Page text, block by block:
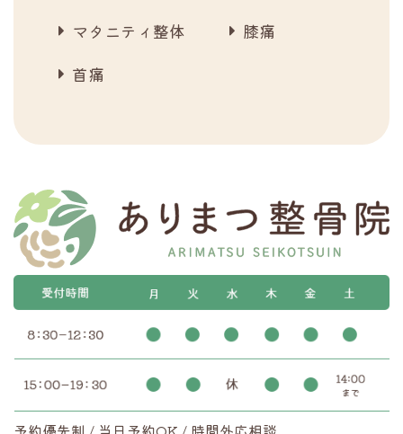
マタニティ整体
膝痛
首痛